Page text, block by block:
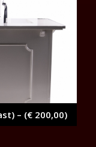
– (€ 200,00)